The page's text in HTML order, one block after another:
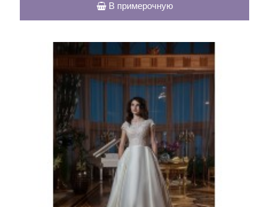
В примерочную